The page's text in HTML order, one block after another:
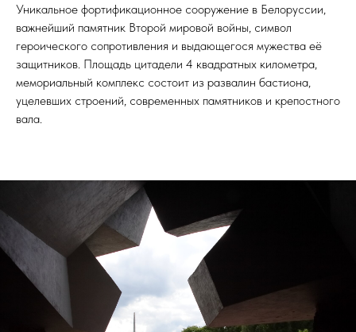
Уникальное фортификационное сооружение в Белоруссии,
важнейший памятник Второй мировой войны, символ
героического сопротивления и выдающегося мужества её
защитников. Площадь цитадели 4 квадратных километра,
мемориальный комплекс состоит из развалин бастиона,
уцелевших строений, современных памятников и крепостного
вала.